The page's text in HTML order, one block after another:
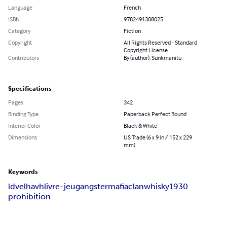
Language
French
ISBN
9782491308025
Category
Fiction
Copyright
All Rights Reserved - Standard
Copyright License
Contributors
By (author): Sunkmanitu
Specifications
Pages
342
Binding Type
Paperback Perfect Bound
Interior Color
Black & White
Dimensions
US Trade (6 x 9 in / 152 x 229
mm)
Keywords
ldvelhavhlivre-jeugangstermafiaclanwhisky1930
prohibition